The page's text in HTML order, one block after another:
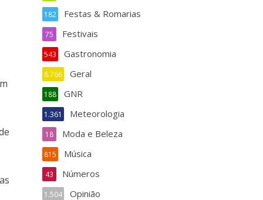
Festas & Romarias
182
Festivais
75
Gastronomia
543
Geral
6.766
GNR
188
Meteorologia
1.361
Moda e Beleza
18
Música
815
Números
43
Opinião
1.504